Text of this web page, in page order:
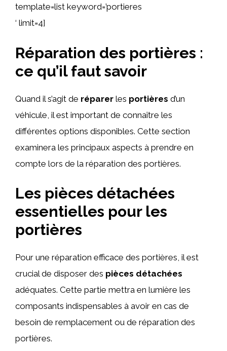
template=list keyword=’portieres
‘ limit=4]
Réparation des portières :
ce qu’il faut savoir
Quand il s’agit de réparer les portières d’un
véhicule, il est important de connaître les
différentes options disponibles. Cette section
examinera les principaux aspects à prendre en
compte lors de la réparation des portières.
Les pièces détachées
essentielles pour les
portières
Pour une réparation efficace des portières, il est
crucial de disposer des pièces détachées
adéquates. Cette partie mettra en lumière les
composants indispensables à avoir en cas de
besoin de remplacement ou de réparation des
portières.